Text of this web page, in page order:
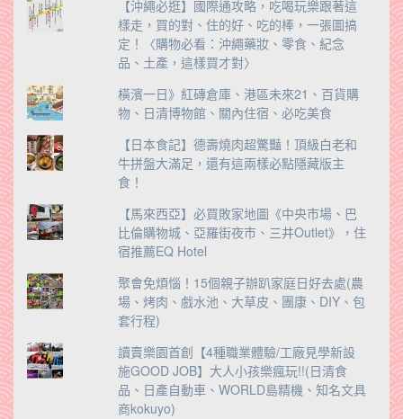
【沖繩必逛】國際通攻略，吃喝玩樂跟著這
樣走，買的對、住的好、吃的棒，一張圖搞
定！〈購物必看：沖繩藥妝、零食、紀念
品、土產，這樣買才對〉
橫濱一日》紅磚倉庫、港區未來21、百貨購
物、日清博物館、關內住宿、必吃美食
【日本食記】德壽燒肉超驚豔！頂級白老和
牛拼盤大滿足，還有這兩樣必點隱藏版主
食！
【馬來西亞】必買敗家地圖《中央市場、巴
比倫購物城、亞羅街夜市、三井Outlet》，住
宿推薦EQ Hotel
聚會免煩惱！15個親子辦趴家庭日好去處(農
場、烤肉、戲水池、大草皮、團康、DIY、包
套行程)
讀賣樂園首創【4種職業體驗/工廠見學新設
施GOOD JOB】大人小孩樂瘋玩!!(日清食
品、日產自動車、WORLD島精機、知名文具
商kokuyo)